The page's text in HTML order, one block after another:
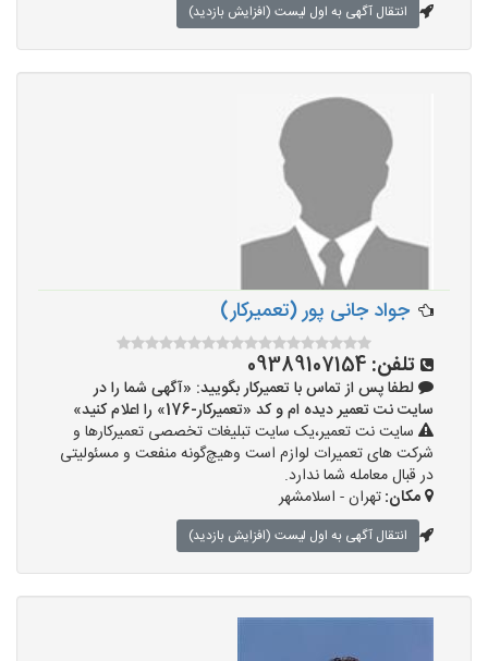
انتقال آگهی به اول لیست (افزایش بازدید)
جواد جانی پور (تعمیرکار)
تلفن: 09389107154
لطفا پس از تماس با تعمیرکار بگویید: «آگهی شما را در
سایت نت تعمیر دیده ام و کد «تعمیرکار-176» را اعلام کنید»
سایت نت تعمیر،یک سایت تبلیغات تخصصی تعمیرکارها و
شرکت های تعمیرات لوازم است وهیچ‌گونه منفعت و مسئولیتی
در قبال معامله شما ندارد.
مکان:تهران - اسلامشهر
انتقال آگهی به اول لیست (افزایش بازدید)